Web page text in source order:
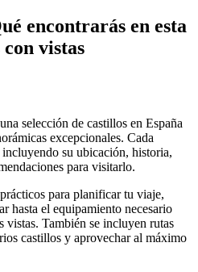
encontrarás en esta
vistas
selección de castillos en España
excepcionales. Cada
su ubicación, historia,
para visitarlo.
para planificar tu viaje,
hasta el equipamiento necesario
vistas. También se incluyen rutas
castillos y aprovechar al máximo